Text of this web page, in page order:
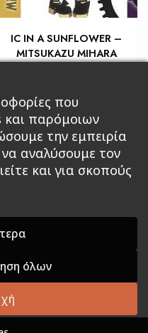
IC IN A SUNFLOWER –
MITSUKAZU MIHARA
Προσθήκη στο καλάθι
Εκδόσεις Βάρδος
- A theme by Gradient
που
και παρόμοιων
την εμπειρία
αναλύσουμε τον
και για σκοπούς
όλων